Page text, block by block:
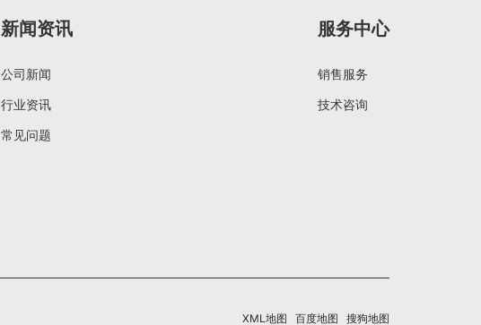
新闻资讯
公司新闻
行业资讯
常见问题
服务中心
销售服务
技术咨询
XML地图 百度地图 搜狗地图